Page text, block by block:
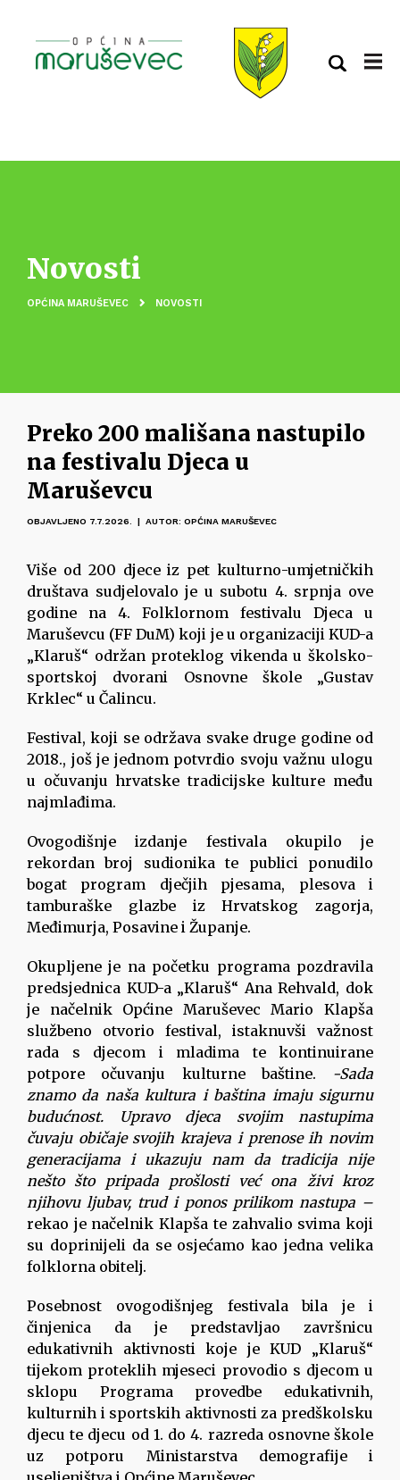
Novosti
OPĆINA MARUŠEVEC NOVOSTI
Preko 200 mališana nastupilo
na festivalu Djeca u
Maruševcu
OBJAVLJENO 7.7.2026. | AUTOR: OPĆINA MARUŠEVEC
Više od 200 djece iz pet kulturno-umjetničkih
društava sudjelovalo je u subotu 4. srpnja ove
godine na 4. Folklornom festivalu Djeca u
Maruševcu (FF DuM) koji je u organizaciji KUD-a
„Klaruš“ održan proteklog vikenda u školsko-
sportskoj dvorani Osnovne škole „Gustav
Krklec“ u Čalincu.
Festival, koji se održava svake druge godine od
2018., još je jednom potvrdio svoju važnu ulogu
u očuvanju hrvatske tradicijske kulture među
najmlađima.
Ovogodišnje izdanje festivala okupilo je
rekordan broj sudionika te publici ponudilo
bogat program dječjih pjesama, plesova i
tamburaške glazbe iz Hrvatskog zagorja,
Međimurja, Posavine i Županje.
Okupljene je na početku programa pozdravila
predsjednica KUD-a „Klaruš“ Ana Rehvald, dok
je načelnik Općine Maruševec Mario Klapša
službeno otvorio festival, istaknuvši važnost
rada s djecom i mladima te kontinuirane
potpore očuvanju kulturne baštine. -Sada
znamo da naša kultura i baština imaju sigurnu
budućnost. Upravo djeca svojim nastupima
čuvaju običaje svojih krajeva i prenose ih novim
generacijama i ukazuju nam da tradicija nije
nešto što pripada prošlosti već ona živi kroz
njihovu ljubav, trud i ponos prilikom nastupa –
rekao je načelnik Klapša te zahvalio svima koji
su doprinijeli da se osjećamo kao jedna velika
folklorna obitelj.
Posebnost ovogodišnjeg festivala bila je i
činjenica da je predstavljao završnicu
edukativnih aktivnosti koje je KUD „Klaruš“
tijekom proteklih mjeseci provodio s djecom u
sklopu Programa provedbe edukativnih,
kulturnih i sportskih aktivnosti za predškolsku
djecu te djecu od 1. do 4. razreda osnovne škole
uz potporu Ministarstva demografije i